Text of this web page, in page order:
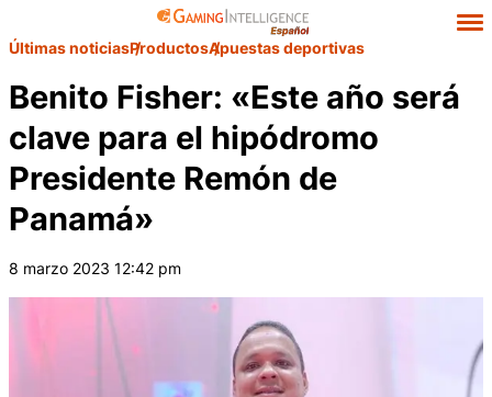
Últimas noticiasProductosApuestas deportivas
Benito Fisher: «Este año será
clave para el hipódromo
Presidente Remón de
Panamá»
8 marzo 2023 12:42 pm